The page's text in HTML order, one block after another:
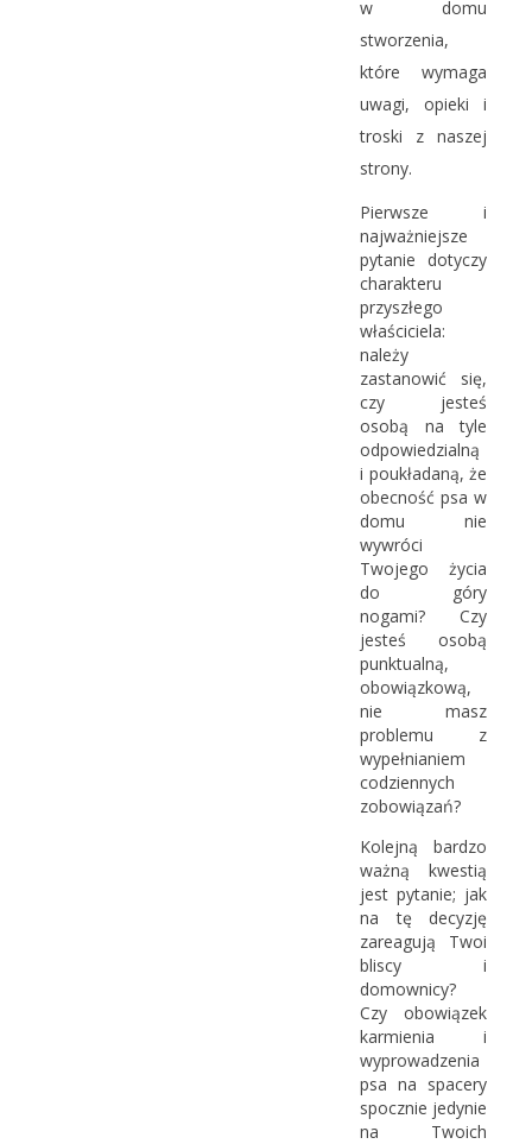
w domu
stworzenia,
które wymaga
uwagi, opieki i
troski z naszej
strony.
Pierwsze i
najważniejsze
pytanie dotyczy
charakteru
przyszłego
właściciela:
należy
zastanowić się,
czy jesteś
osobą na tyle
odpowiedzialną
i poukładaną, że
obecność psa w
domu nie
wywróci
Twojego życia
do góry
nogami? Czy
jesteś osobą
punktualną,
obowiązkową,
nie masz
problemu z
wypełnianiem
codziennych
zobowiązań?
Kolejną bardzo
ważną kwestią
jest pytanie; jak
na tę decyzję
zareagują Twoi
bliscy i
domownicy?
Czy obowiązek
karmienia i
wyprowadzenia
psa na spacery
spocznie jedynie
na Twoich